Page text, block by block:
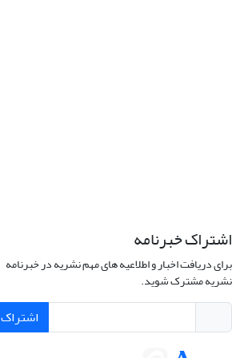
اشتراک خبرنامه
برای دریافت اخبار و اطلاعیه های مهم نشریه در خبرنامه
نشریه مشترک شوید.
اشتراک